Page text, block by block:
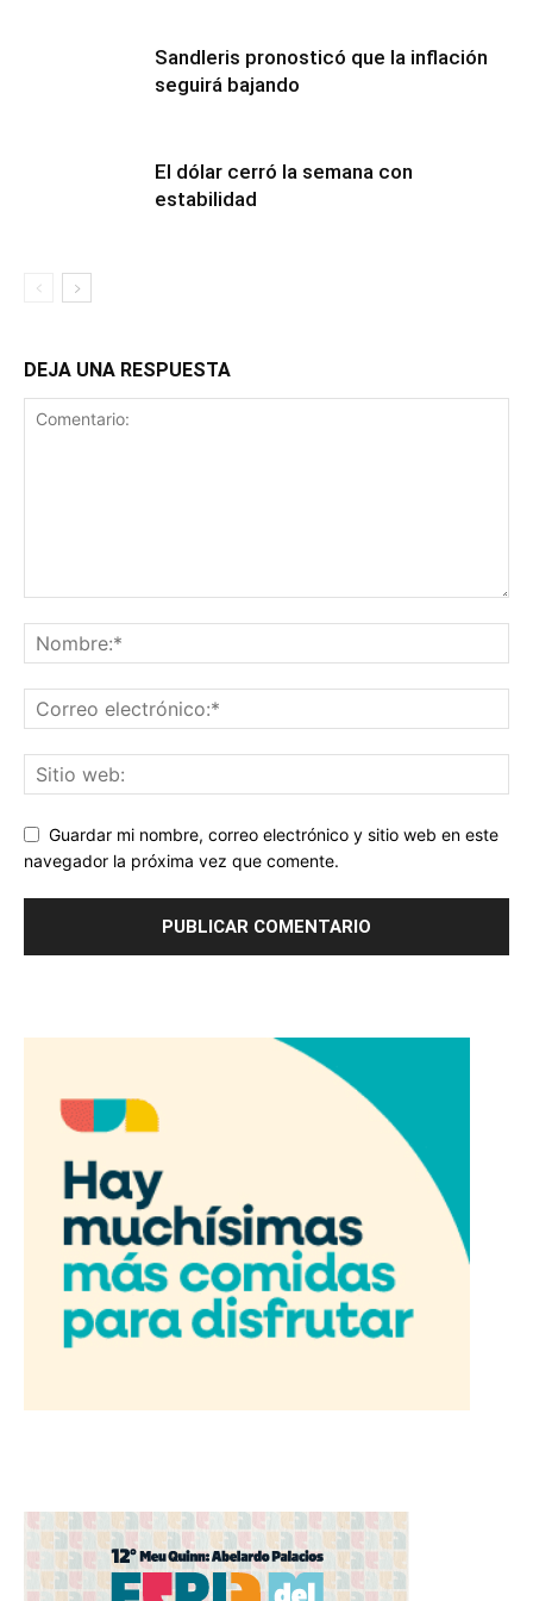
Sandleris pronosticó que la inflación
seguirá bajando
El dólar cerró la semana con
estabilidad
DEJA UNA RESPUESTA
Guardar mi nombre, correo electrónico y sitio web en este
navegador la próxima vez que comente.